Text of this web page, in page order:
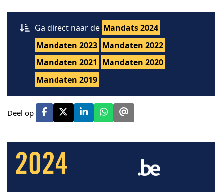
Ga direct naar de Mandats 2024
Mandaten 2023 Mandaten 2022
Mandaten 2021 Mandaten 2020
Mandaten 2019
Deel op
2024